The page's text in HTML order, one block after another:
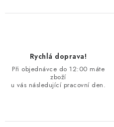
Rychlá doprava!
Při objednávce do 12:00 máte
zboží
u vás následující pracovní den.